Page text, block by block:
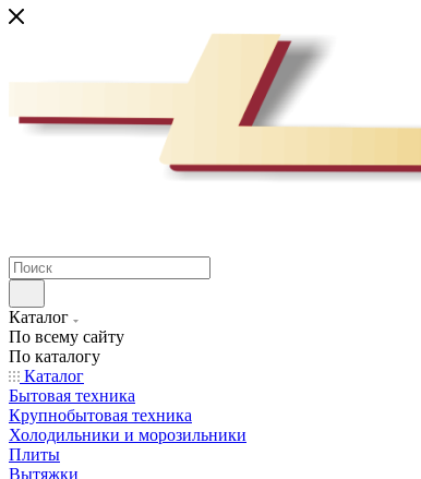
Каталог
По всему сайту
По каталогу
Каталог
Бытовая техника
Крупнобытовая техника
Холодильники и морозильники
Плиты
Вытяжки